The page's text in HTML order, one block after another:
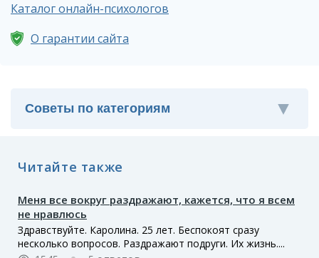
Каталог онлайн-психологов
О гарантии сайта
Читайте также
Меня все вокруг раздражают, кажется, что я всем
не нравлюсь
Здравствуйте. Каролина. 25 лет. Беспокоят сразу
несколько вопросов. Раздражают подруги. Их жизнь....